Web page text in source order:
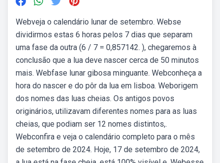
Webveja o calendário lunar de setembro. Webse
dividirmos estas 6 horas pelos 7 dias que separam
uma fase da outra (6 / 7 = 0,857142. ), chegaremos à
conclusão que a lua deve nascer cerca de 50 minutos
mais. Webfase lunar gibosa minguante. Webconheça a
hora do nascer e do pôr da lua em lisboa. Weborigem
dos nomes das luas cheias. Os antigos povos
originários, utilizavam diferentes nomes para as luas
cheias, que podiam ser 12 nomes distintos,.
Webconfira e veja o calendário completo para o mês
de setembro de 2024. Hoje, 17 de setembro de 2024,